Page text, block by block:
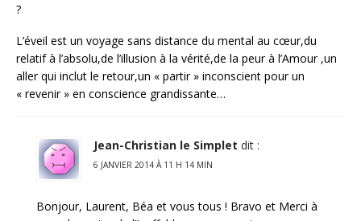
?
L’éveil est un voyage sans distance du mental au cœur,du
relatif à l’absolu,de l’illusion à la vérité,de la peur à l’Amour ,un
aller qui inclut le retour,un « partir » inconscient pour un
« revenir » en conscience grandissante…
Jean-Christian le Simplet dit :
6 JANVIER 2014 À 11 H 14 MIN
Bonjour, Laurent, Béa et vous tous ! Bravo et Merci à